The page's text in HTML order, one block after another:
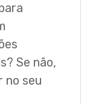
Se não,
no seu